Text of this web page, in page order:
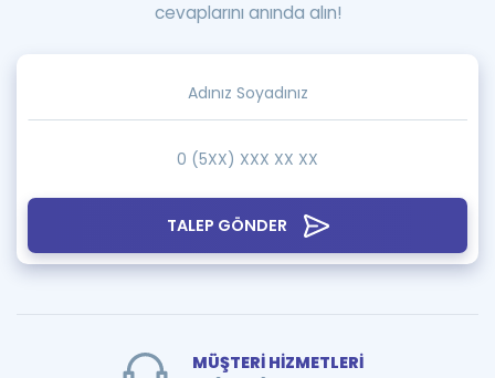
TALEP GÖNDER
cevaplarını anında alın!
MÜŞTERİ HİZMETLERİ